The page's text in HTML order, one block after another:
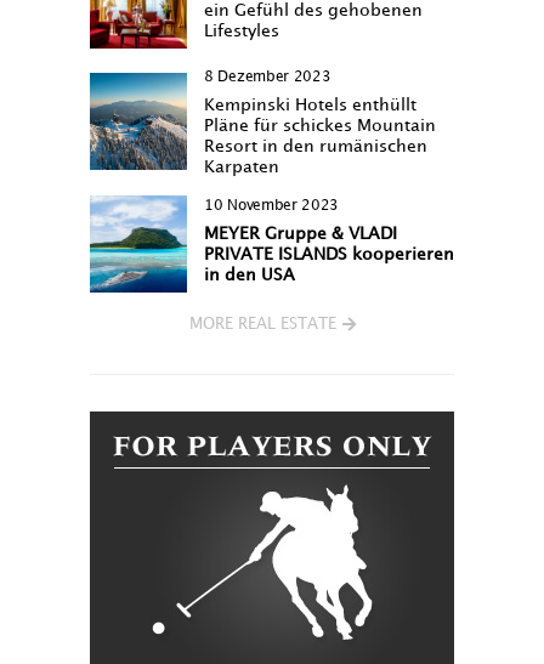
ein Gefühl des gehobenen
Lifestyles
8 Dezember 2023
Kempinski Hotels enthüllt
Pläne für schickes Mountain
Resort in den rumänischen
Karpaten
10 November 2023
MEYER Gruppe & VLADI
PRIVATE ISLANDS kooperieren
in den USA
MORE REAL ESTATE